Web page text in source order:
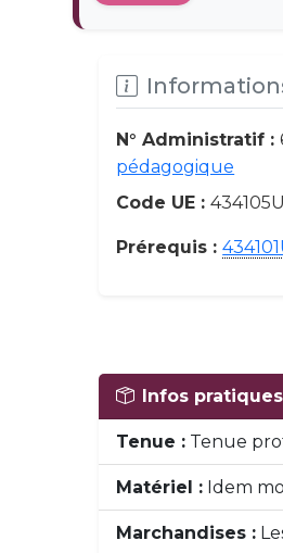
N° Administratif :
pédagogique
Code UE :
Prérequis :
Infos pratiques
Tenue : Tenue
Matériel : Idem
Marchandises :